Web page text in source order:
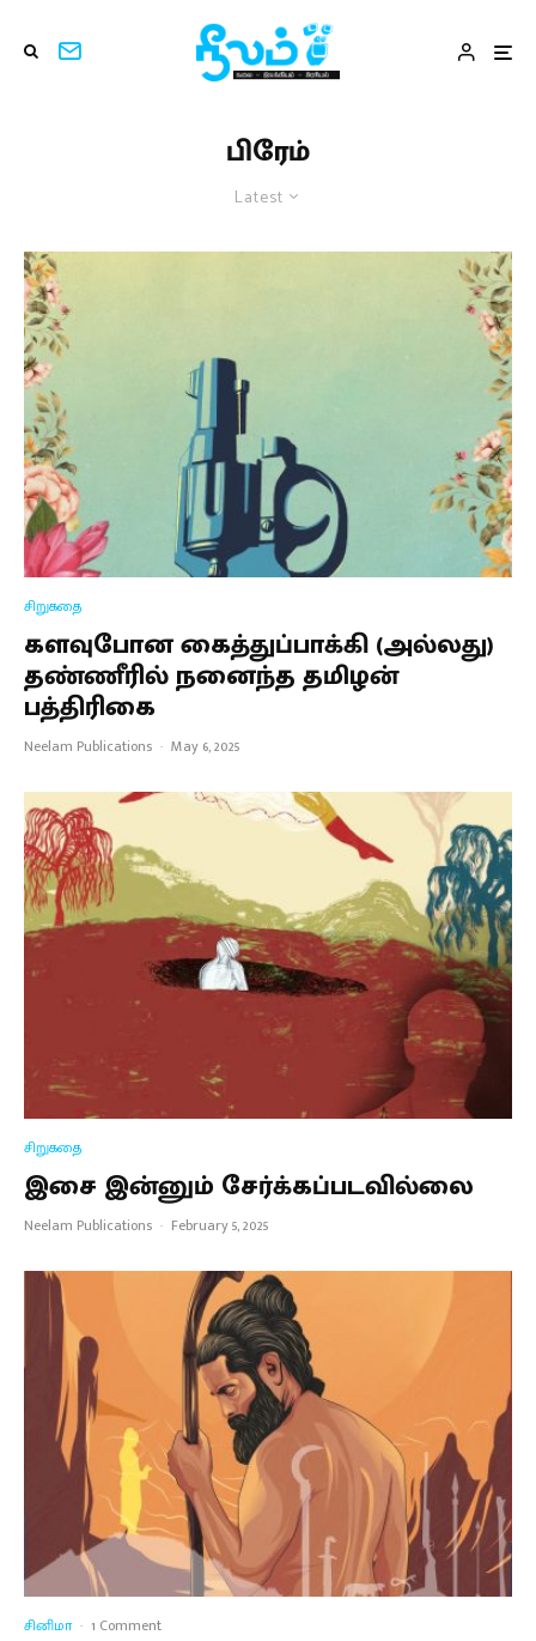
பிரேம்
Latest
சிறுகதை
களவுபோன கைத்துப்பாக்கி (அல்லது)
தண்ணீரில் நனைந்த தமிழன்
பத்திரிகை
Neelam Publications · May 6, 2025
சிறுகதை
இசை இன்னும் சேர்க்கப்படவில்லை
Neelam Publications · February 5, 2025
சினிமா · 1 Comment